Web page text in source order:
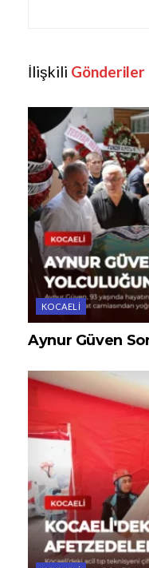
İlişkili Gönderiler
KOCAELI
Aynur Güven